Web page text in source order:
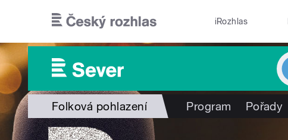
iRozhlas
Folková pohlazení Program Pořady